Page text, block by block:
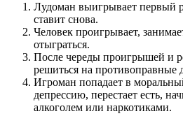
Лудоман выигрывает первый
ставит снова.
Человек проигрывает,
отыграться.
После череды проигрышей и
решиться на противоправные
Игроман попадает в
депрессию, перестает есть,
алкоголем или наркотиками.